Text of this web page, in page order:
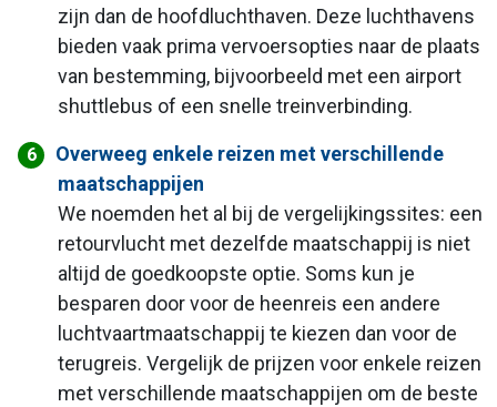
zijn dan de hoofdluchthaven. Deze luchthavens
bieden vaak prima vervoersopties naar de plaats
van bestemming, bijvoorbeeld met een airport
shuttlebus of een snelle treinverbinding.
Overweeg enkele reizen met verschillende
maatschappijen
We noemden het al bij de vergelijkingssites: een
retourvlucht met dezelfde maatschappij is niet
altijd de goedkoopste optie. Soms kun je
besparen door voor de heenreis een andere
luchtvaartmaatschappij te kiezen dan voor de
terugreis. Vergelijk de prijzen voor enkele reizen
met verschillende maatschappijen om de beste